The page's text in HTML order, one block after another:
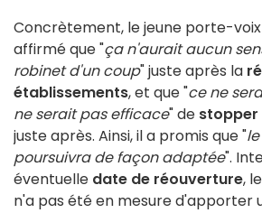
Concrètement, le jeune porte-
affirmé que "ça n'aurait aucun
robinet d'un coup" juste après la
établissements, et que "ce ne
ne serait pas efficace" de stopper
juste après. Ainsi, il a promis que "
poursuivra de façon adaptée".
éventuelle date de réouverture,
n'a pas été en mesure d'apporter